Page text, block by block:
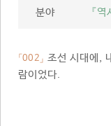
분야
『역
「002」 조선 시대에,
람이었다.